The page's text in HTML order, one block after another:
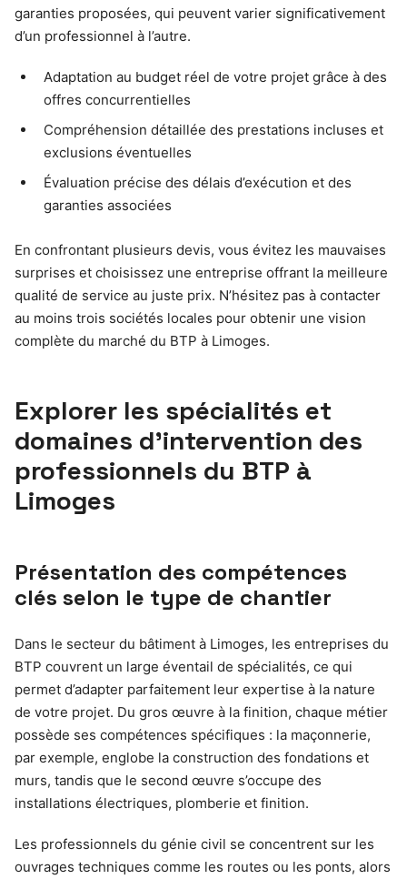
garanties proposées, qui peuvent varier significativement
d’un professionnel à l’autre.
Adaptation au budget réel de votre projet grâce à des
offres concurrentielles
Compréhension détaillée des prestations incluses et
exclusions éventuelles
Évaluation précise des délais d’exécution et des
garanties associées
En confrontant plusieurs devis, vous évitez les mauvaises
surprises et choisissez une entreprise offrant la meilleure
qualité de service au juste prix. N’hésitez pas à contacter
au moins trois sociétés locales pour obtenir une vision
complète du marché du BTP à Limoges.
Explorer les spécialités et
domaines d’intervention des
professionnels du BTP à
Limoges
Présentation des compétences
clés selon le type de chantier
Dans le secteur du bâtiment à Limoges, les entreprises du
BTP couvrent un large éventail de spécialités, ce qui
permet d’adapter parfaitement leur expertise à la nature
de votre projet. Du gros œuvre à la finition, chaque métier
possède ses compétences spécifiques : la maçonnerie,
par exemple, englobe la construction des fondations et
murs, tandis que le second œuvre s’occupe des
installations électriques, plomberie et finition.
Les professionnels du génie civil se concentrent sur les
ouvrages techniques comme les routes ou les ponts, alors